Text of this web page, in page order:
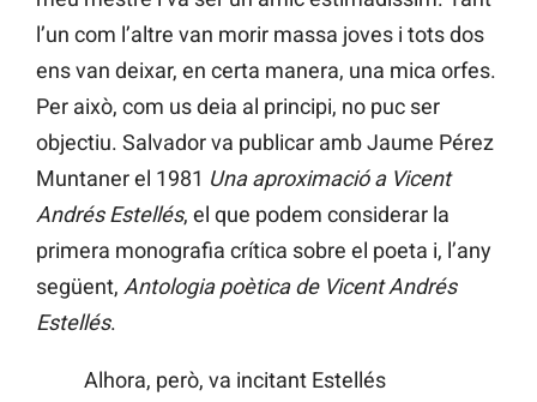
l’un com l’altre van morir massa joves i tots dos
ens van deixar, en certa manera, una mica orfes.
Per això, com us deia al principi, no puc ser
objectiu. Salvador va publicar amb Jaume Pérez
Muntaner el 1981 Una aproximació a Vicent
Andrés Estellés, el que podem considerar la
primera monografia crítica sobre el poeta i, l’any
següent, Antologia poètica de Vicent Andrés
Estellés.
Alhora, però, va incitant Estellés